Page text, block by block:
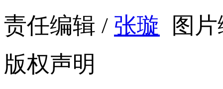
责任编辑 / 张璇 图
版权声明